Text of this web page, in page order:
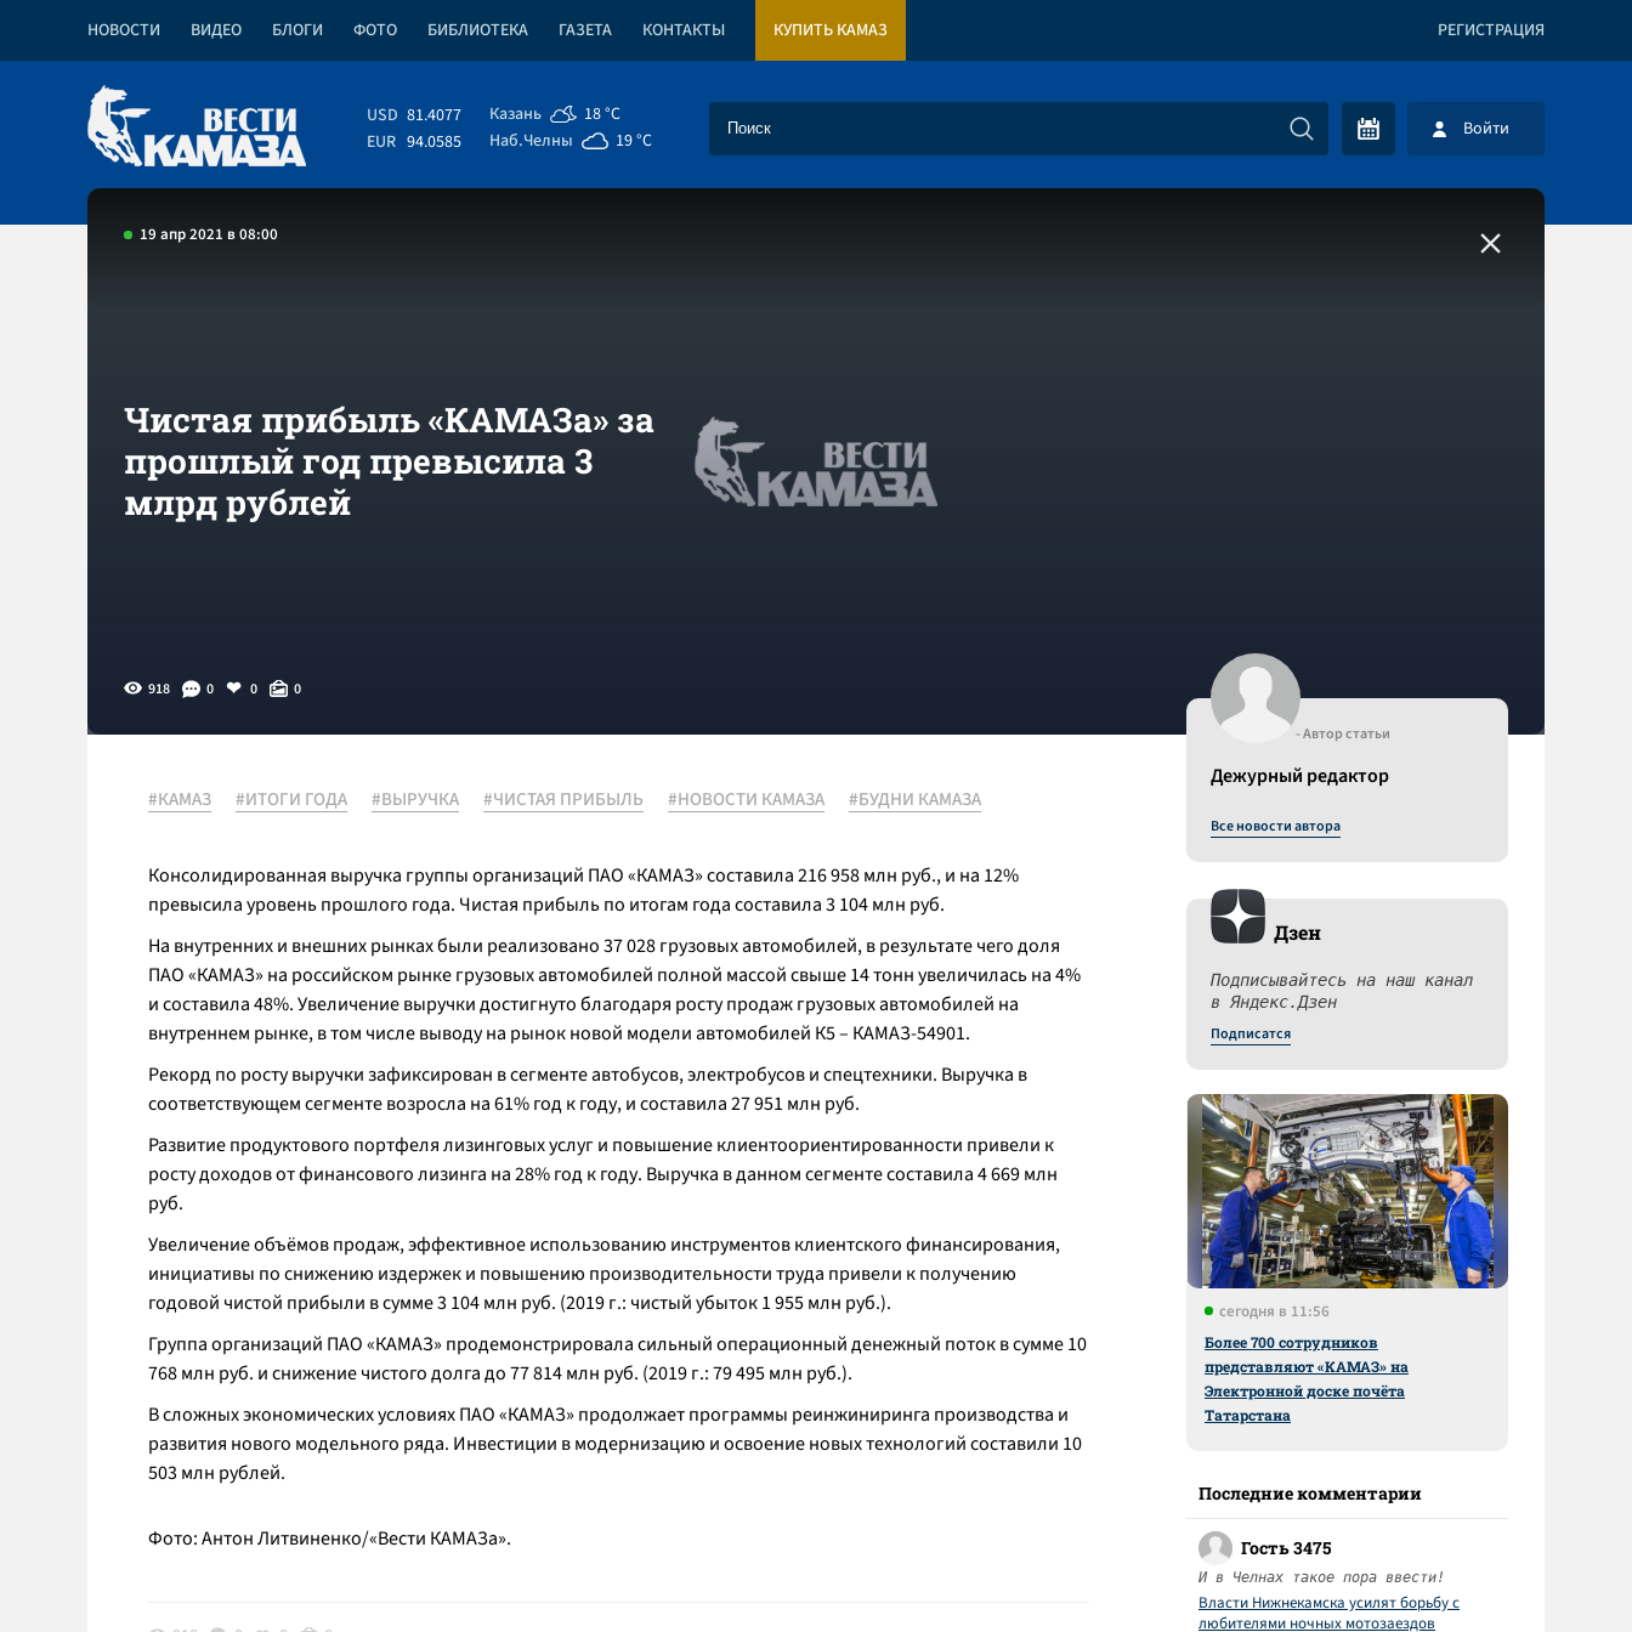
НОВОСТИ ВИДЕО БЛОГИ ФОТО БИБЛИОТЕКА ГАЗЕТА КОНТАКТЫ КУПИТЬ КАМАЗ РЕГИСТРАЦИЯ
USD 81.4077
EUR 94.0585
Казань
18 °C
Наб.Челны
19 °C Войти
19 апр 2021 в 08:00
Чистая прибыль «КАМАЗа» за
прошлый год превысила 3
млрд рублей
918 0 0 0
#КАМАЗ #ИТОГИ ГОДА #ВЫРУЧКА #ЧИСТАЯ ПРИБЫЛЬ #НОВОСТИ КАМАЗА #БУДНИ КАМАЗА
Консолидированная выручка группы организаций ПАО «КАМАЗ» составила 216 958 млн руб., и на 12%
превысила уровень прошлого года. Чистая прибыль по итогам года составила 3 104 млн руб.
На внутренних и внешних рынках были реализовано 37 028 грузовых автомобилей, в результате чего доля
ПАО «КАМАЗ» на российском рынке грузовых автомобилей полной массой свыше 14 тонн увеличилась на 4%
и составила 48%. Увеличение выручки достигнуто благодаря росту продаж грузовых автомобилей на
внутреннем рынке, в том числе выводу на рынок новой модели автомобилей К5 – КАМАЗ-54901.
Рекорд по росту выручки зафиксирован в сегменте автобусов, электробусов и спецтехники. Выручка в
соответствующем сегменте возросла на 61% год к году, и составила 27 951 млн руб.
Развитие продуктового портфеля лизинговых услуг и повышение клиентоориентированности привели к
росту доходов от финансового лизинга на 28% год к году. Выручка в данном сегменте составила 4 669 млн
руб.
Увеличение объёмов продаж, эффективное использованию инструментов клиентского финансирования,
инициативы по снижению издержек и повышению производительности труда привели к получению
годовой чистой прибыли в сумме 3 104 млн руб. (2019 г.: чистый убыток 1 955 млн руб.).
Группа организаций ПАО «КАМАЗ» продемонстрировала сильный операционный денежный поток в сумме 10
768 млн руб. и снижение чистого долга до 77 814 млн руб. (2019 г.: 79 495 млн руб.).
В сложных экономических условиях ПАО «КАМАЗ» продолжает программы реинжиниринга производства и
развития нового модельного ряда. Инвестиции в модернизацию и освоение новых технологий составили 10
503 млн рублей.
Фото: Антон Литвиненко/«Вести КАМАЗа».
- Автор статьи
Дежурный редактор
Все новости автора
Дзен
Подписывайтесь на наш канал
в Яндекс.Дзен
Подписатся
сегодня в 11:56
Более 700 сотрудников
представляют «КАМАЗ» на
Электронной доске почёта
Татарстана
Последние комментарии
Гость 3475
И в Челнах такое пора ввести!
Власти Нижнекамска усилят борьбу с
любителями ночных мотозаездов